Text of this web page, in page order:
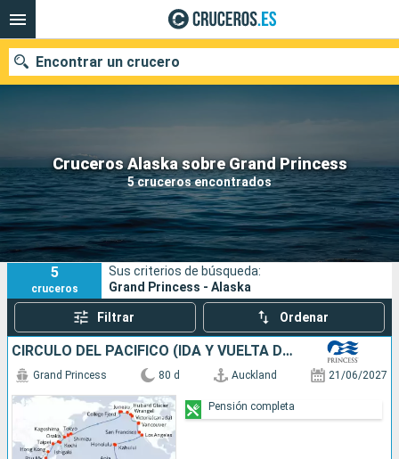
Cruceros Alaska sobre Grand Princess
5 cruceros encontrados
Encontrar un crucero
Nuestros destinos
Fecha de salida
Puertos Compañías
Buscar
5
cruceros
Sus criterios de búsqueda:
Grand Princess - Alaska
Filtrar Ordenar
CÍRCULO DEL PACÍFICO (IDA Y VUELTA DESDE
Grand Princess 80 d Auckland 21/06/2027
Pensión completa